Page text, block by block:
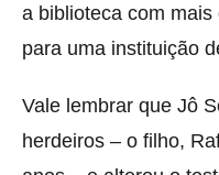
a biblioteca com
para uma instituição
Vale lembrar que Jô
herdeiros – o filho,